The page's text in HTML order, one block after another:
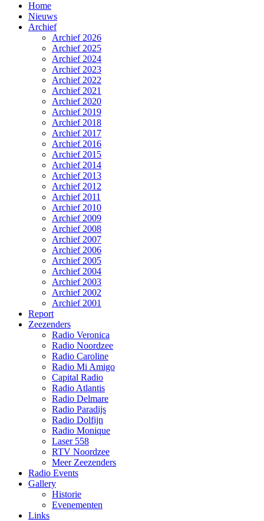
Home
Nieuws
Archief
Archief 2026
Archief 2025
Archief 2024
Archief 2023
Archief 2022
Archief 2021
Archief 2020
Archief 2019
Archief 2018
Archief 2017
Archief 2016
Archief 2015
Archief 2014
Archief 2013
Archief 2012
Archief 2011
Archief 2010
Archief 2009
Archief 2008
Archief 2007
Archief 2006
Archief 2005
Archief 2004
Archief 2003
Archief 2002
Archief 2001
Report
Zeezenders
Radio Veronica
Radio Noordzee
Radio Caroline
Radio Mi Amigo
Capital Radio
Radio Atlantis
Radio Delmare
Radio Paradijs
Radio Dolfijn
Radio Monique
Laser 558
RTV Noordzee
Meer Zeezenders
Radio Events
Gallery
Historie
Evenementen
Links